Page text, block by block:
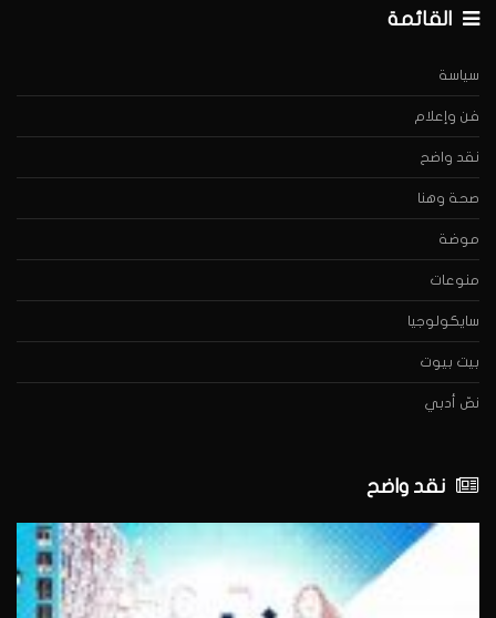
القائمة
سياسة
فن وإعلام
نقد واضح
صحة وهنا
موضة
منوعات
سايكولوجيا
بيت بيوت
نصّ أدبي
نقد واضح